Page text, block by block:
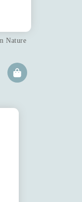
Nature